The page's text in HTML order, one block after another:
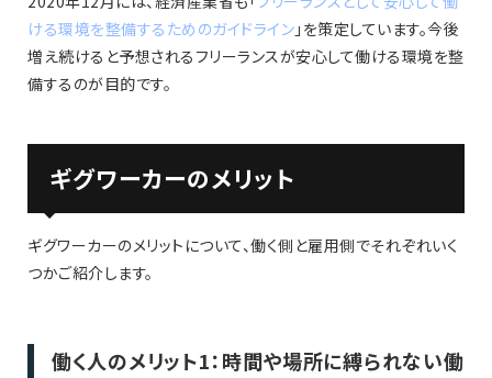
ける環境を整備するためのガイドライン 」を策定しています。今後
増え続けると予想されるフリーランスが安心して働ける環境を整
備するのが目的です。
ギグワーカーのメリット
ギグワーカーのメリットについて、働く側と雇用側でそれぞれいく
つかご紹介します。
働く人のメリット1：時間や場所に縛られない働